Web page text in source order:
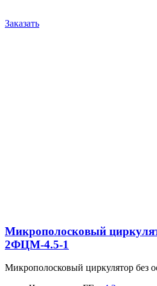
Заказать
Микрополосковый
2ФЦМ-4.5-1
Микрополосковый циркулятор без